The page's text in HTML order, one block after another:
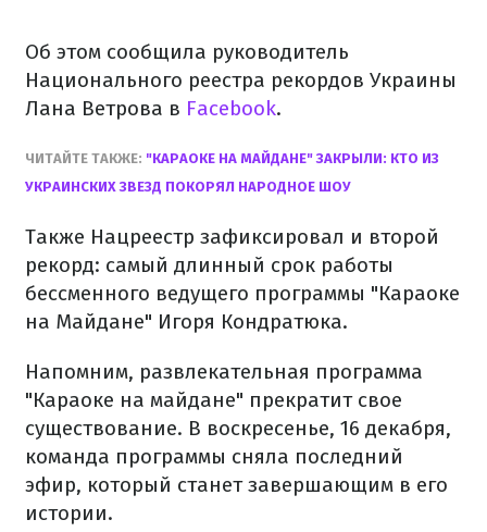
Об этом сообщила руководитель
Национального реестра рекордов Украины
Лана Ветрова в Facebook.
ЧИТАЙТЕ ТАКЖЕ: "КАРАОКЕ НА МАЙДАНЕ" ЗАКРЫЛИ: КТО ИЗ
УКРАИНСКИХ ЗВЕЗД ПОКОРЯЛ НАРОДНОЕ ШОУ
Также Нацреестр зафиксировал и второй
рекорд: самый длинный срок работы
бессменного ведущего программы "Караоке
на Майдане" Игоря Кондратюка.
Напомним, развлекательная программа
"Караоке на майдане" прекратит свое
существование. В воскресенье, 16 декабря,
команда программы сняла последний
эфир, который станет завершающим в его
истории.